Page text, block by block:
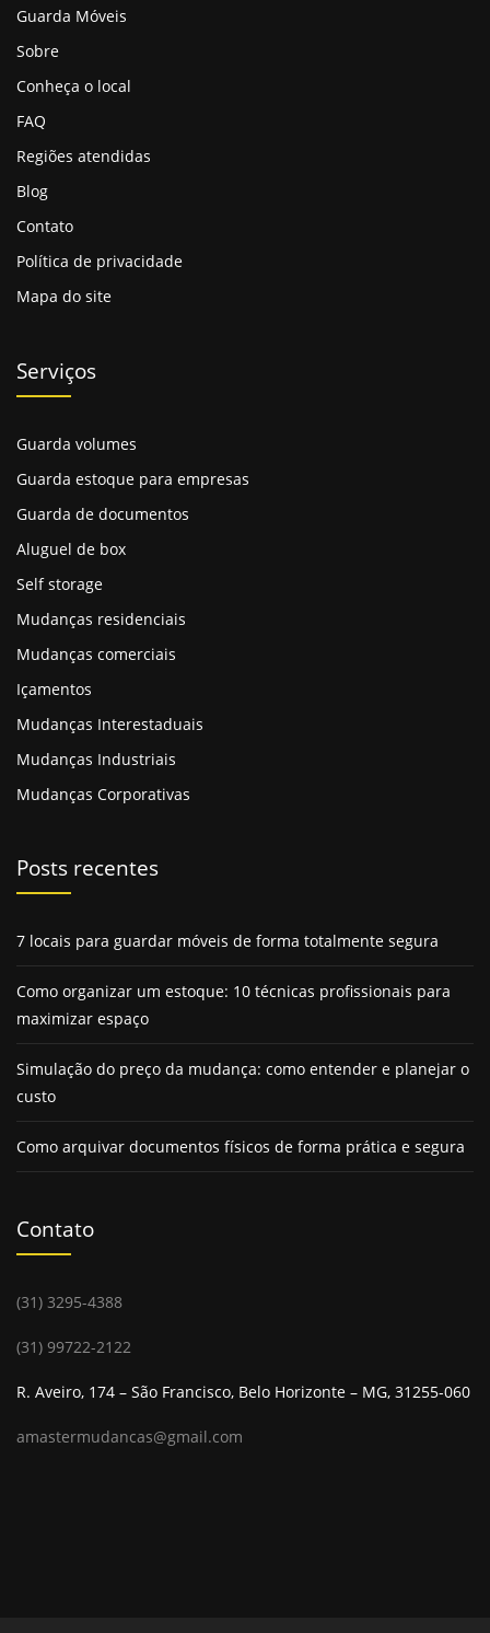
Guarda Móveis
Sobre
Conheça o local
FAQ
Regiões atendidas
Blog
Contato
Política de privacidade
Mapa do site
Serviços
Guarda volumes
Guarda estoque para empresas
Guarda de documentos
Aluguel de box
Self storage
Mudanças residenciais
Mudanças comerciais
Içamentos
Mudanças Interestaduais
Mudanças Industriais
Mudanças Corporativas
Posts recentes
7 locais para guardar móveis de forma totalmente segura
Como organizar um estoque: 10 técnicas profissionais para
maximizar espaço
Simulação do preço da mudança: como entender e planejar o
custo
Como arquivar documentos físicos de forma prática e segura
Contato
(31) 3295-4388
(31) 99722-2122
R. Aveiro, 174 – São Francisco, Belo Horizonte – MG, 31255-060
amastermudancas@gmail.com